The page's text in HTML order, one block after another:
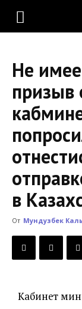
KLOOP.KG
Новости
Кыргызстана
Не
в
От Мундузбек
Кабинет